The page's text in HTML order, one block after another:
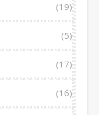
(19)
(5)
(17)
(16)